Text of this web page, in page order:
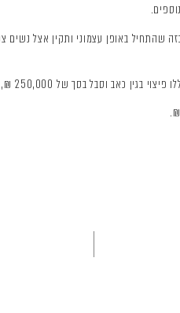
באופן עצמוני ותקין אצל נשים